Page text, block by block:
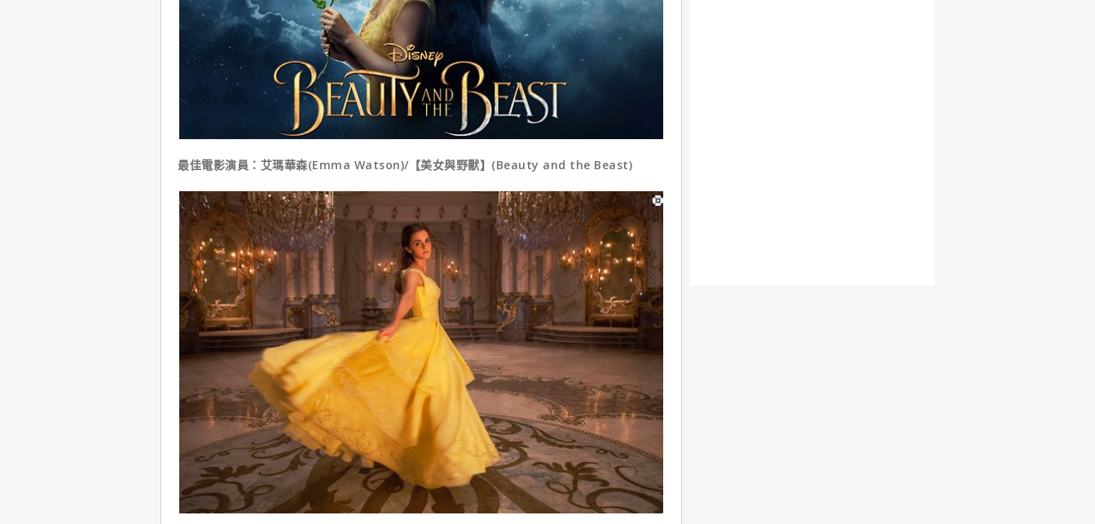
最佳電影演員：艾瑪華森(Emma Watson)/【美女與野獸】(Beauty and the Beast)